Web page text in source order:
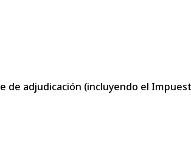
adjudicación (incluyendo el